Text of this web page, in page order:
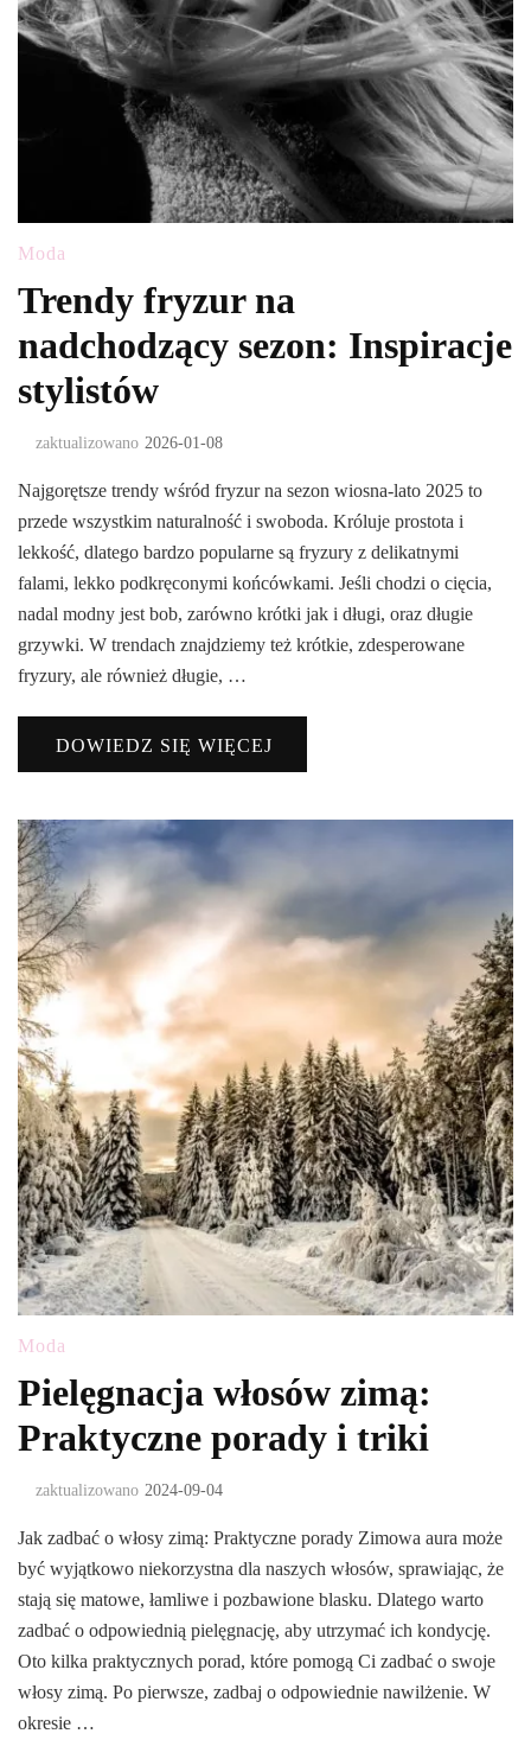
Moda
Trendy fryzur na
nadchodzący sezon: Inspiracje
stylistów
zaktualizowano 2026-01-08
Najgorętsze trendy wśród fryzur na sezon wiosna-lato 2025 to
przede wszystkim naturalność i swoboda. Króluje prostota i
lekkość, dlatego bardzo popularne są fryzury z delikatnymi
falami, lekko podkręconymi końcówkami. Jeśli chodzi o cięcia,
nadal modny jest bob, zarówno krótki jak i długi, oraz długie
grzywki. W trendach znajdziemy też krótkie, zdesperowane
fryzury, ale również długie, …
DOWIEDZ SIĘ WIĘCEJ
Moda
Pielęgnacja włosów zimą:
Praktyczne porady i triki
zaktualizowano 2024-09-04
Jak zadbać o włosy zimą: Praktyczne porady Zimowa aura może
być wyjątkowo niekorzystna dla naszych włosów, sprawiając, że
stają się matowe, łamliwe i pozbawione blasku. Dlatego warto
zadbać o odpowiednią pielęgnację, aby utrzymać ich kondycję.
Oto kilka praktycznych porad, które pomogą Ci zadbać o swoje
włosy zimą. Po pierwsze, zadbaj o odpowiednie nawilżenie. W
okresie …